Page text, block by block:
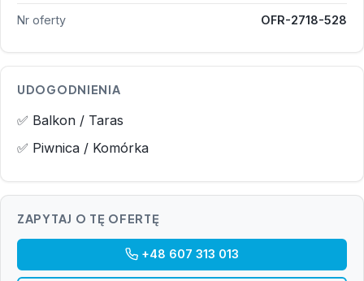
Nr oferty OFR-2718-528
UDOGODNIENIA
✅ Balkon / Taras
✅ Piwnica / Komórka
ZAPYTAJ O TĘ OFERTĘ
+48 607 313 013